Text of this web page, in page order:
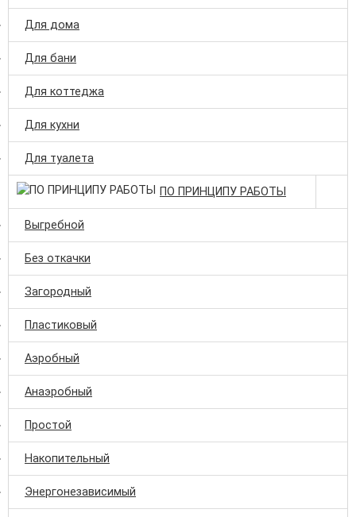
Для дома
Для бани
Для коттеджа
Для кухни
Для туалета
ПО ПРИНЦИПУ РАБОТЫ
Выгребной
Без откачки
Загородный
Пластиковый
Аэробный
Анаэробный
Простой
Накопительный
Энергонезависимый